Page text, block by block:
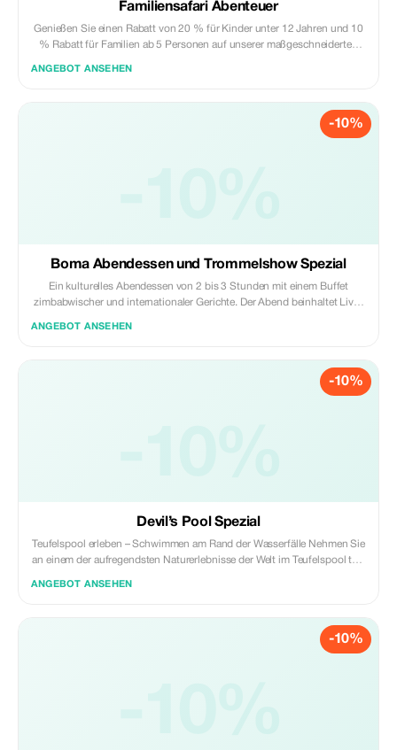
Familiensafari Abenteuer
Genießen Sie einen Rabatt von 20 % für Kinder unter 12 Jahren und 10
% Rabatt für Familien ab 5 Personen auf unserer maßgeschneiderten
ANGEBOT ANSEHEN
-10%
Boma Abendessen und Trommelshow Spezial
Ein kulturelles Abendessen von 2 bis 3 Stunden mit einem Buffet
zimbabwischer und internationaler Gerichte. Der Abend beinhaltet Live-
ANGEBOT ANSEHEN
-10%
Devil’s Pool Spezial
Teufelspool erleben – Schwimmen am Rand der Wasserfälle Nehmen Sie
an einem der aufregendsten Naturerlebnisse der Welt im Teufelspool teil,
Erlebnisses schwimmen die Gäste mit Hilfe professioneller Führer zum
Pool und sitzen sicher hinter dem natürlichen Felsrand, während das
ANGEBOT ANSEHEN
-10%